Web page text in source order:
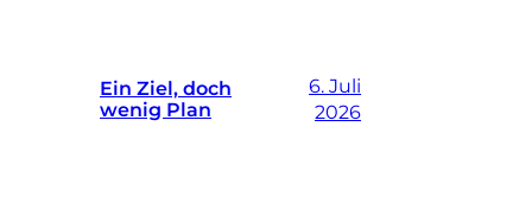
Ein Ziel, doch
wenig Plan
6. Juli
2026